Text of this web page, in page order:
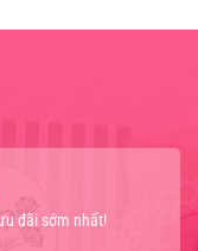
đãi sớm nhất!